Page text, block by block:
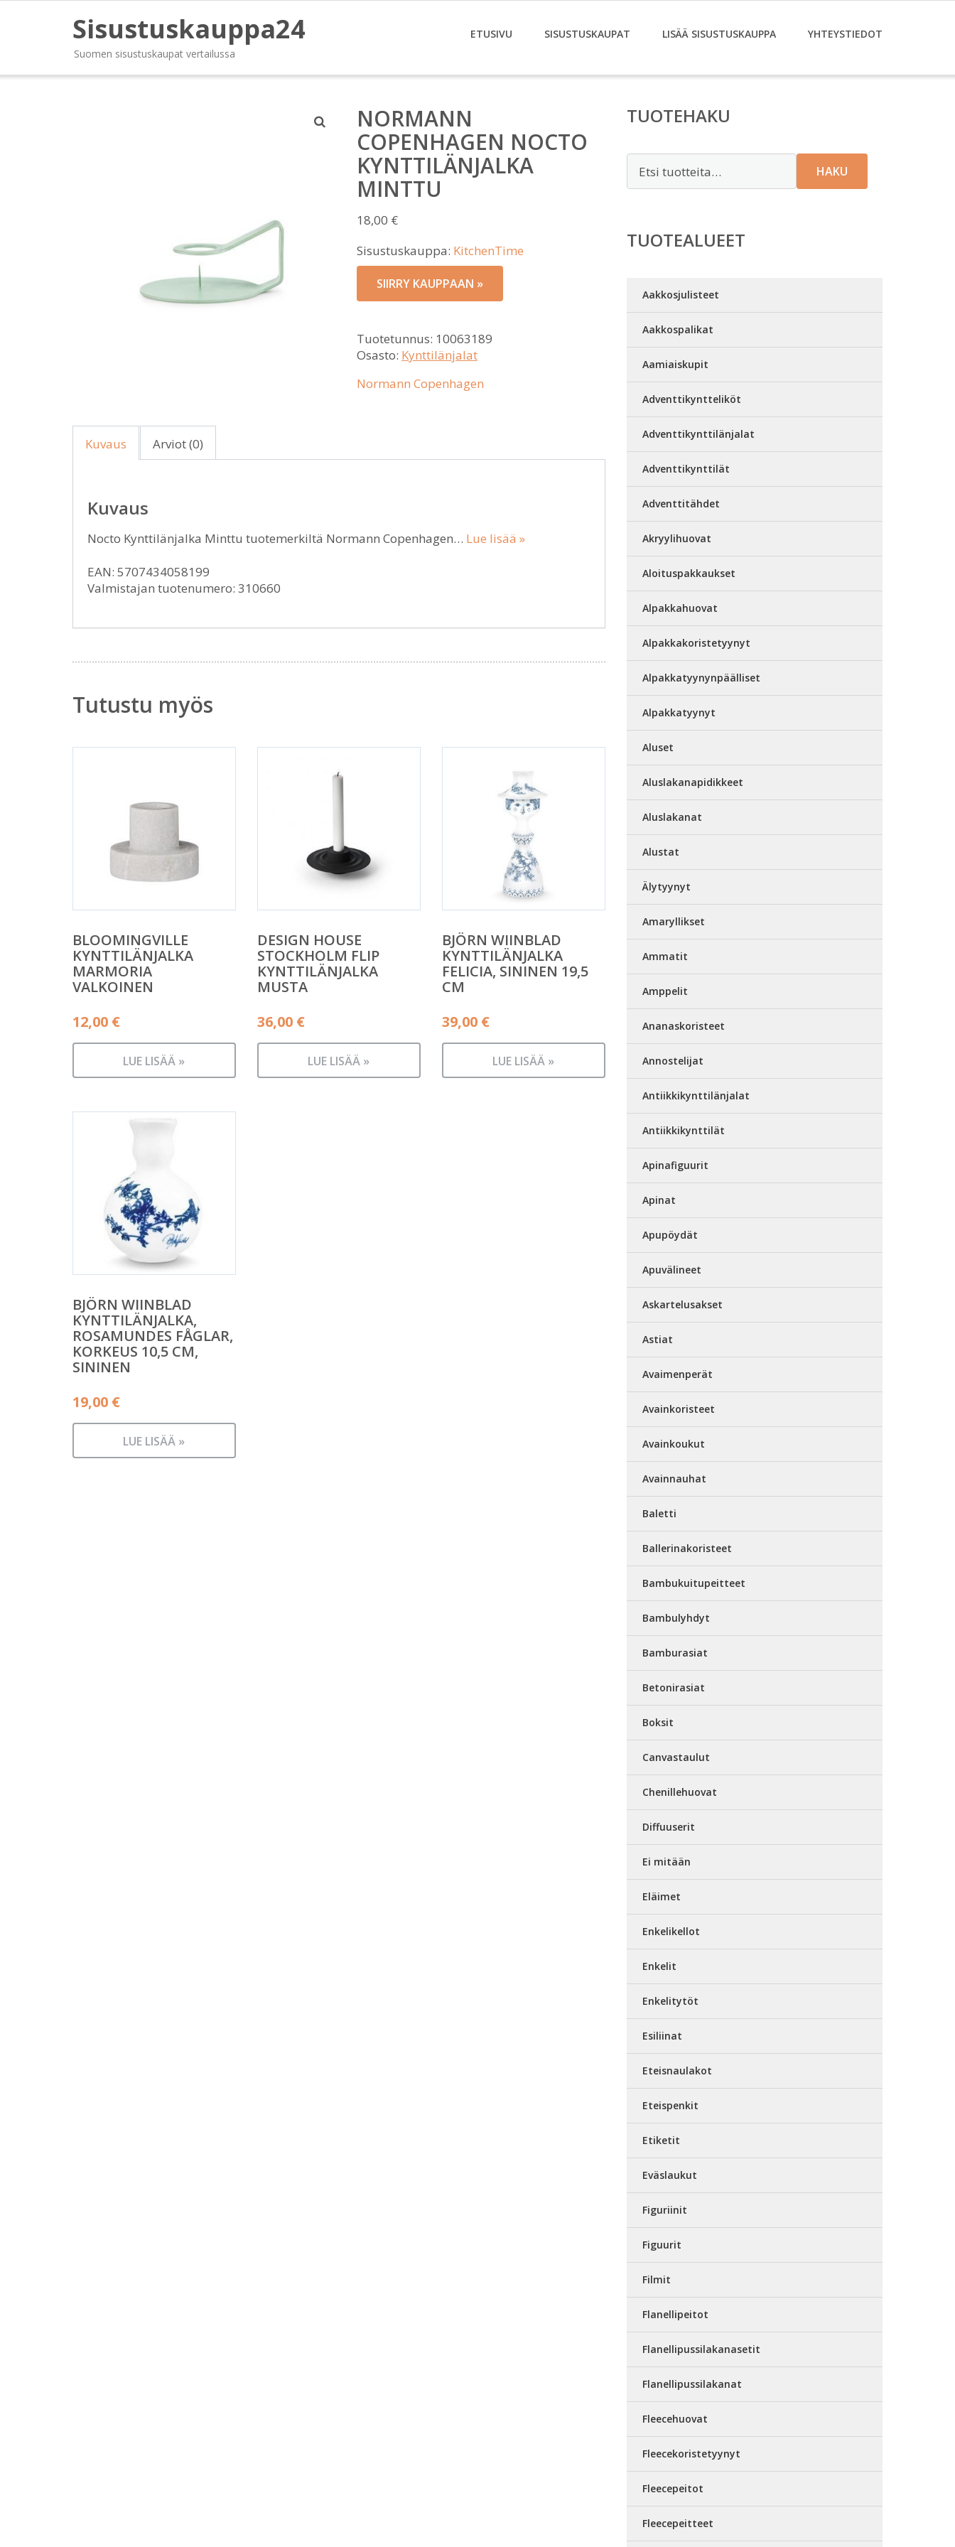
Sisustuskauppa24
Suomen sisustuskaupat vertailussa
ETUSIVU SISUSTUSKAUPAT LISÄÄ SISUSTUSKAUPPA YHTEYSTIEDOT
NORMANN
COPENHAGEN NOCTO
KYNTTILÄNJALKA
MINTTU
18,00 €
Sisustuskauppa: KitchenTime
SIIRRY KAUPPAAN »
Tuotetunnus: 10063189
Osasto: Kynttilänjalat
Normann Copenhagen
Kuvaus Arviot (0)
Kuvaus
Nocto Kynttilänjalka Minttu tuotemerkiltä Normann Copenhagen… Lue lisää »
EAN: 5707434058199
Valmistajan tuotenumero: 310660
Tutustu myös
BLOOMINGVILLE
KYNTTILÄNJALKA
MARMORIA
VALKOINEN
12,00 €
LUE LISÄÄ »
DESIGN HOUSE
STOCKHOLM FLIP
KYNTTILÄNJALKA
MUSTA
36,00 €
LUE LISÄÄ »
BJÖRN WIINBLAD
KYNTTILÄNJALKA
FELICIA, SININEN 19,5
CM
39,00 €
LUE LISÄÄ »
BJÖRN WIINBLAD
KYNTTILÄNJALKA,
ROSAMUNDES FÅGLAR,
KORKEUS 10,5 CM,
SININEN
19,00 €
LUE LISÄÄ »
TUOTEHAKU
HAKU
TUOTEALUEET
Aakkosjulisteet
Aakkospalikat
Aamiaiskupit
Adventtikyntteliköt
Adventtikynttilänjalat
Adventtikynttilät
Adventtitähdet
Akryylihuovat
Aloituspakkaukset
Alpakkahuovat
Alpakkakoristetyynyt
Alpakkatyynynpäälliset
Alpakkatyynyt
Aluset
Aluslakanapidikkeet
Aluslakanat
Alustat
Älytyynyt
Amaryllikset
Ammatit
Amppelit
Ananaskoristeet
Annostelijat
Antiikkikynttilänjalat
Antiikkikynttilät
Apinafiguurit
Apinat
Apupöydät
Apuvälineet
Askartelusakset
Astiat
Avaimenperät
Avainkoristeet
Avainkoukut
Avainnauhat
Baletti
Ballerinakoristeet
Bambukuitupeitteet
Bambulyhdyt
Bamburasiat
Betonirasiat
Boksit
Canvastaulut
Chenillehuovat
Diffuuserit
Ei mitään
Eläimet
Enkelikellot
Enkelit
Enkelitytöt
Esiliinat
Eteisnaulakot
Eteispenkit
Etiketit
Eväslaukut
Figuriinit
Figuurit
Filmit
Flanellipeitot
Flanellipussilakanasetit
Flanellipussilakanat
Fleecehuovat
Fleecekoristetyynyt
Fleecepeitot
Fleecepeitteet